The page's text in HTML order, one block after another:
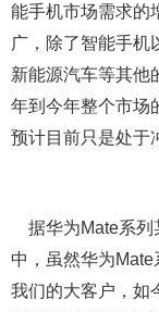
能手机市场需求的
广，除了智能手机
新能源汽车等其他
年到今年整个市场
预计目前只是处于
据华为Mate系列
中，虽然华为
我们的大客户，如